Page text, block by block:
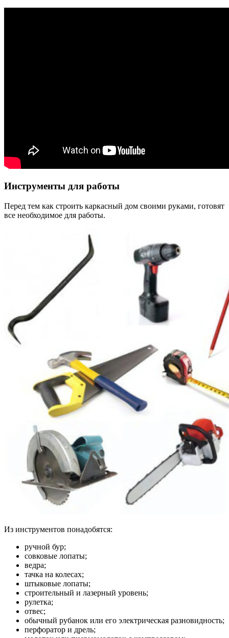
Инструменты для работы
Перед тем как строить каркасный дом своими руками, готовят
все необходимое для работы.
Из инструментов понадобятся:
ручной бур;
совковые лопаты;
ведра;
тачка на колесах;
штыковые лопаты;
строительный и лазерный уровень;
рулетка;
отвес;
обычный рубанок или его электрическая разновидность;
перфоратор и дрель;